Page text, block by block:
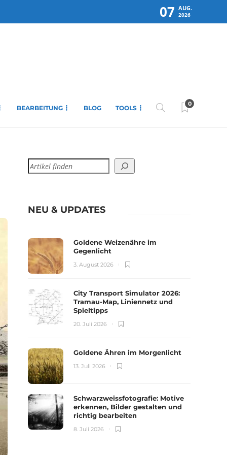
07 AUG.
2026
BEARBEITUNG BLOG TOOLS
0
NEU & UPDATES
Goldene Weizenähre im
Gegenlicht
3. August 2026
City Transport Simulator 2026:
Tramau-Map, Liniennetz und
Spieltipps
20. Juli 2026
Goldene Ähren im Morgenlicht
13. Juli 2026
Schwarzweissfotografie: Motive
erkennen, Bilder gestalten und
richtig bearbeiten
8. Juli 2026